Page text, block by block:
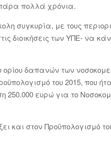
πολλά χρόνια.
συγκυρία, με τους
διοικήσεις των ΥΠΕ- να
δαπανών των
του 2015, που
250.000 ευρώ για το
και στον Προϋπολογισμό